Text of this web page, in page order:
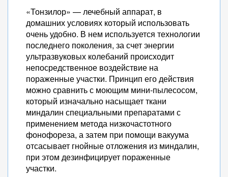
«Тонзилор» — лечебный аппарат, в
домашних условиях который использовать
очень удобно. В нем используется технологии
последнего поколения, за счет энергии
ультразвуковых колебаний происходит
непосредственное воздействие на
пораженные участки. Принцип его действия
можно сравнить с моющим мини-пылесосом,
который изначально насыщает ткани
миндалин специальными препаратами с
применением метода низкочастотного
фонофореза, а затем при помощи вакуума
отсасывает гнойные отложения из миндалин,
при этом дезинфицирует пораженные
участки.